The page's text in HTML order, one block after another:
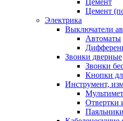
Цемент
Цемент
Электрика
Выключатели
Автоматы
Звонки дверные
Звонки
Кнопки
Инструмент,
Отвертки
Паяльники